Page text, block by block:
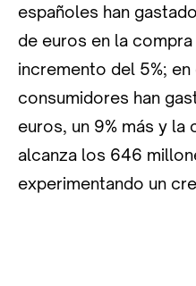
españoles han
de euros en la
incremento del 5%;
consumidores han
euros, un 9% más y
alcanza los 646
experimentando un